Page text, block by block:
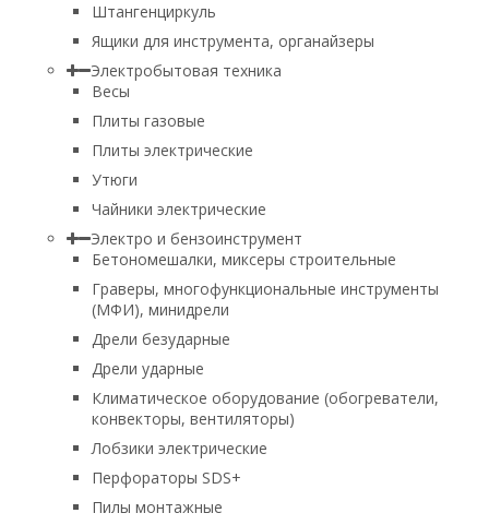
Штангенциркуль
Ящики для инструмента, органайзеры
Электробытовая техника
Весы
Плиты газовые
Плиты электрические
Утюги
Чайники электрические
Электро и бензоинструмент
Бетономешалки, миксеры строительные
Граверы, многофункциональные инструменты
(МФИ), минидрели
Дрели безударные
Дрели ударные
Климатическое оборудование (обогреватели,
конвекторы, вентиляторы)
Лобзики электрические
Перфораторы SDS+
Пилы монтажные